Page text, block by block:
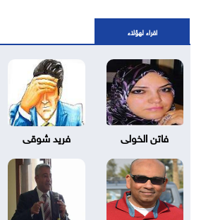
اقراء لهؤلاء
فاتن الخولى فريد شوقى